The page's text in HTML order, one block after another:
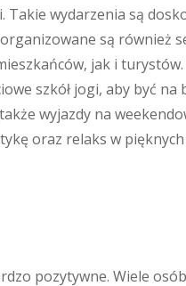
wydarzenia są
są również
jak i
szkół jogi, aby być na
wyjazdy na
oraz relaks w
pozytywne. Wiele